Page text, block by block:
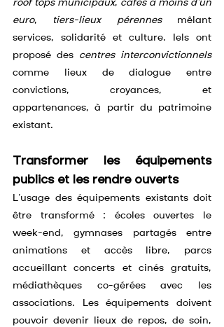
roof tops municipaux, cafés à moins d’un
euro, tiers-lieux pérennes mêlant
services, solidarité et culture. Iels ont
proposé des centres interconvictionnels
comme lieux de dialogue entre
convictions, croyances, et
appartenances, à partir du patrimoine
existant.
Transformer les équipements
publics et les rendre ouverts
L’usage des équipements existants doit
être transformé : écoles ouvertes le
week-end, gymnases partagés entre
animations et accès libre, parcs
accueillant concerts et cinés gratuits,
médiathèques co-gérées avec les
associations. Les équipements doivent
pouvoir devenir lieux de repos, de soin,